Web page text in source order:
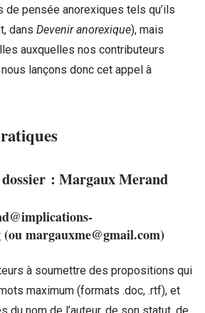
pensée anorexiques tels qu’ils
dans Devenir anorexique), mais
auxquelles nos contributeurs
lançons donc cet appel à
: Margaux Merand
margauxme@gmail.com)
à soumettre des propositions qui
maximum (formats .doc, .rtf), et
du nom de l’auteur, de son statut, de